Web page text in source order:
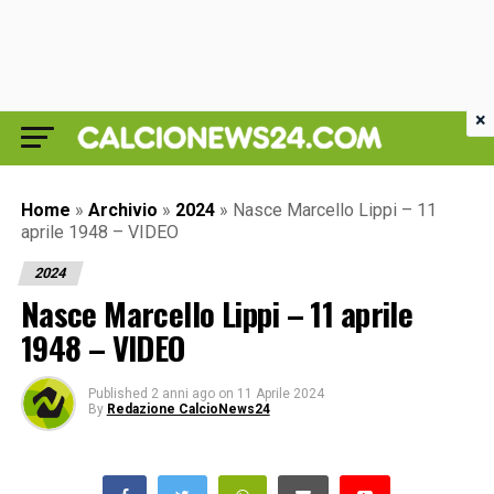
Home » Archivio » 2024 » Nasce Marcello Lippi – 11
aprile 1948 – VIDEO
2024
Nasce Marcello Lippi – 11 aprile
1948 – VIDEO
Published 2 anni ago on 11 Aprile 2024
By Redazione CalcioNews24
×